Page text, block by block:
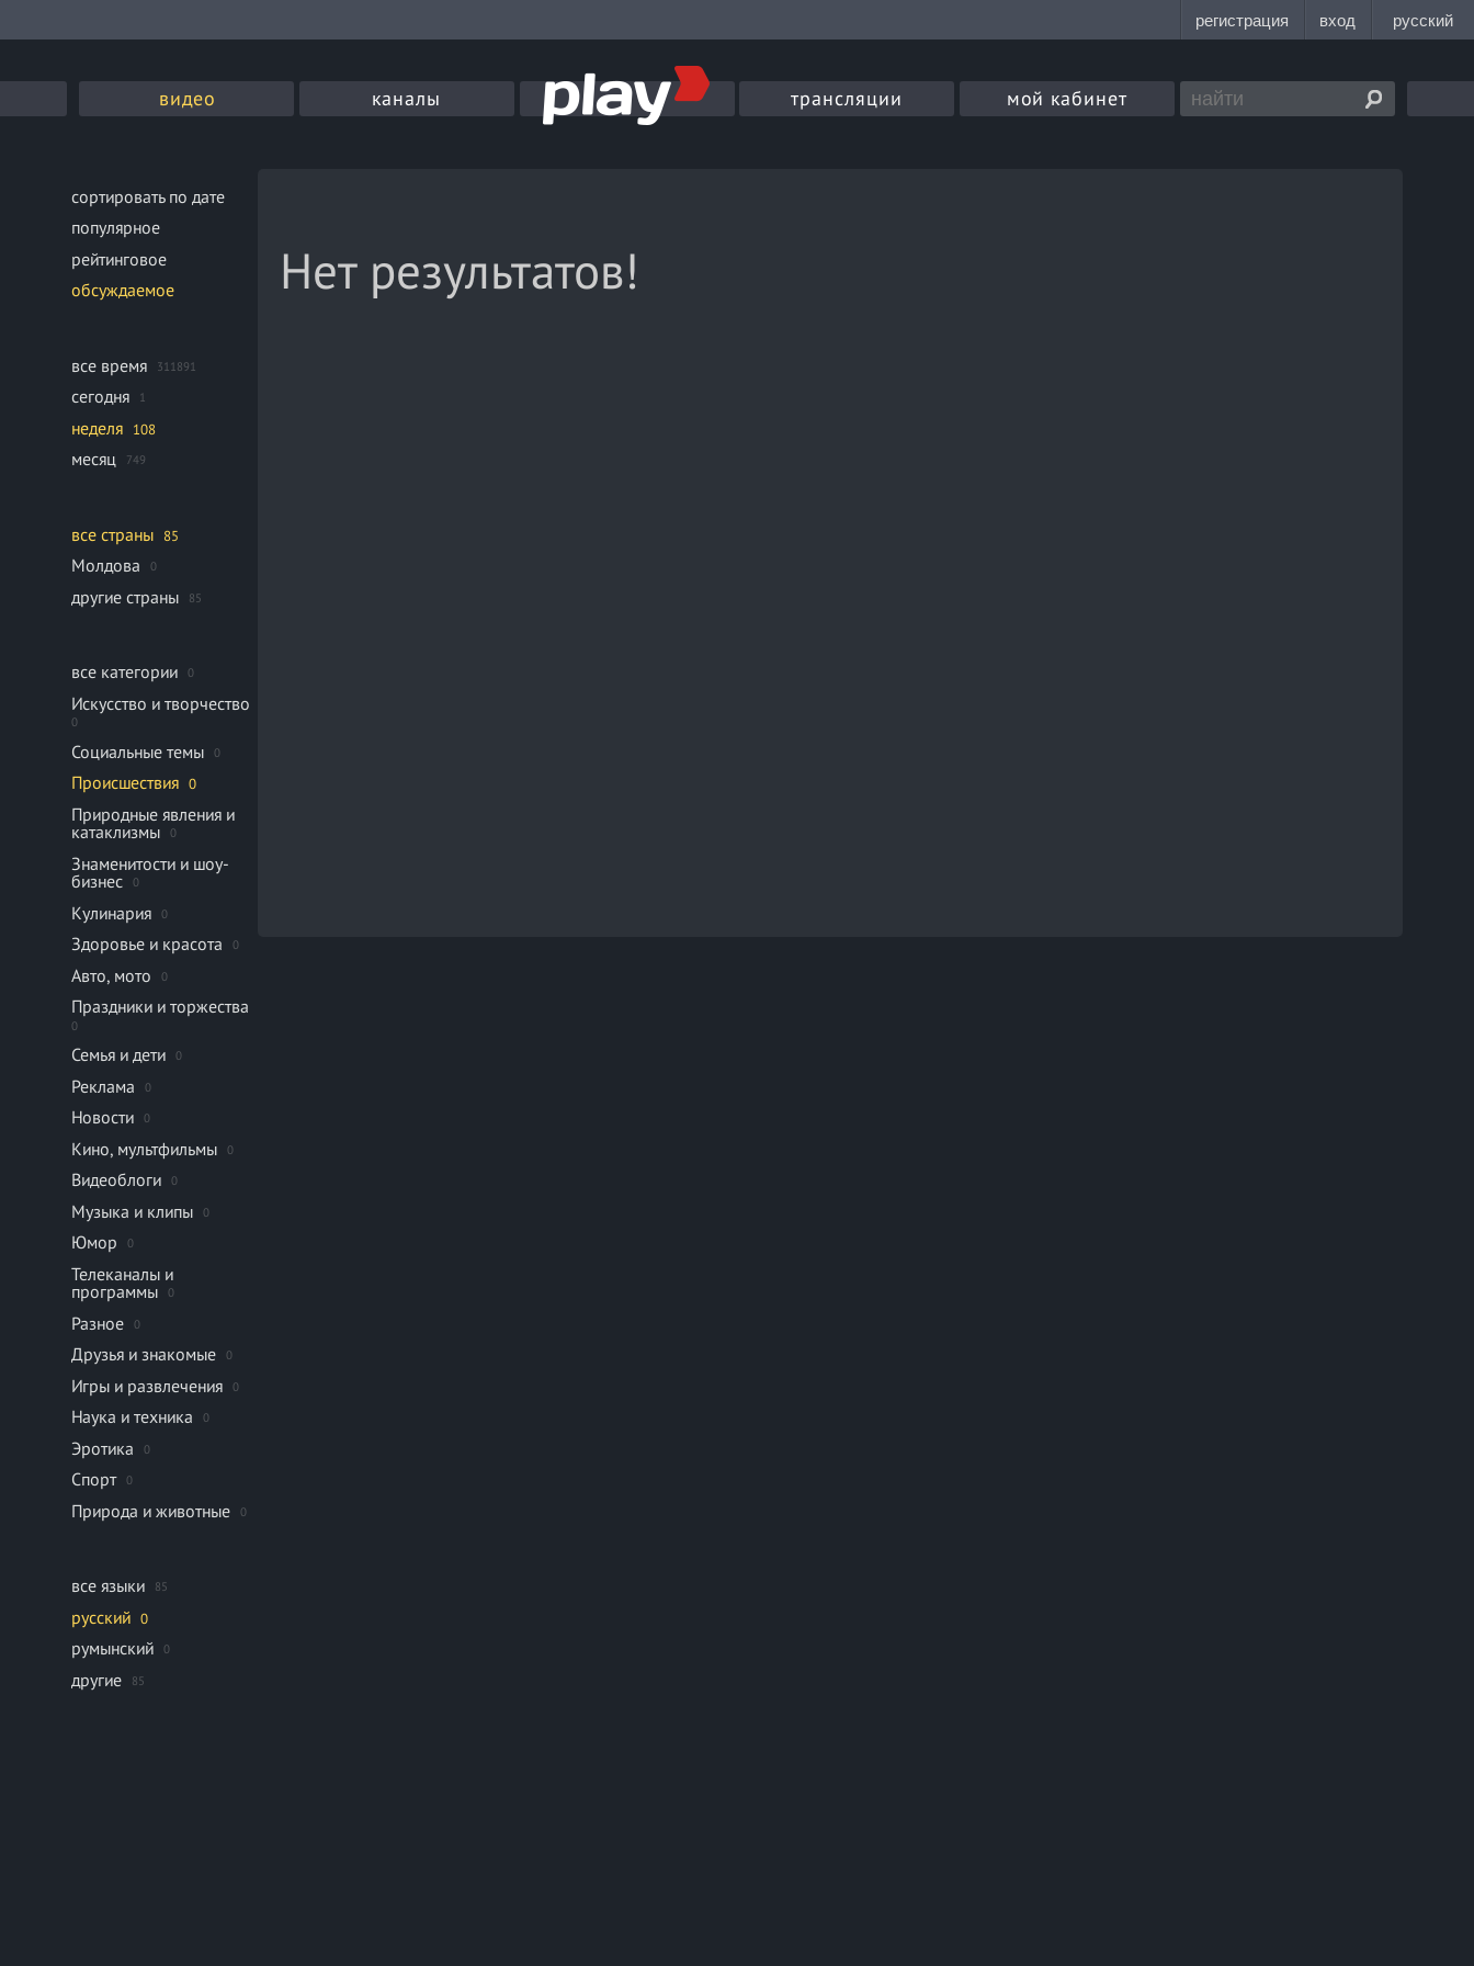
видео каналы трансляции мой кабинет
сортировать по дате
популярное
рейтинговое
обсуждаемое
все время 311891
сегодня 1
неделя 108
месяц 749
все страны 85
Молдова 0
другие страны 85
все категории 0
Искусство и творчество
0
Социальные темы 0
Происшествия 0
Природные явления и
катаклизмы
0
Знаменитости и шоу-
бизнес
0
Кулинария 0
Здоровье и красота 0
Авто, мото 0
Праздники и торжества
0
Семья и дети 0
Реклама 0
Новости 0
Кино, мультфильмы 0
Видеоблоги 0
Музыка и клипы 0
Юмор 0
Телеканалы и
программы
0
Разное 0
Друзья и знакомые 0
Игры и развлечения 0
Наука и техника 0
Эротика 0
Спорт 0
Природа и животные 0
все языки 85
русский 0
румынский 0
другие 85
Нет результатов!